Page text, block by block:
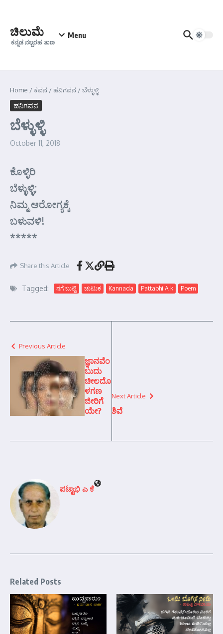
ಚಿಲುಮೆ
ಕನ್ನಡ ನಲ್ಬರಹ ತಾಣ
Menu
Home /ಕವನ /ಹನಿಗವನ /ಬೆಳ್ಳುಳ್ಳಿ
ಹನಿಗವನ
ಬೆಳ್ಳುಳ್ಳಿ
October 11, 2018
ಕೊಳ್ಳಿರಿ
ಬೆಳ್ಳುಳ್ಳಿ;
ನಿಮ್ಮ ಆರೋಗ್ಯಕ್ಕೆ
ಬಳುವಳಿ!
*****
Share this Article
Tagged: ನಗೆ ಬುಟ್ಟಿ ಚುಟುಕ Kannada Pattabhi A k Poem
Previous Article
ಜ್ಞಾನವೆಂ
ಬುದು
ಚೀಲದೊ
ಳಗಣ
ಜೀರಿಗೆ
ಯೇ?
Next Article
ಶಿವೆ
ಪಟ್ಟಾಭಿ ಎ ಕೆ
Related Posts